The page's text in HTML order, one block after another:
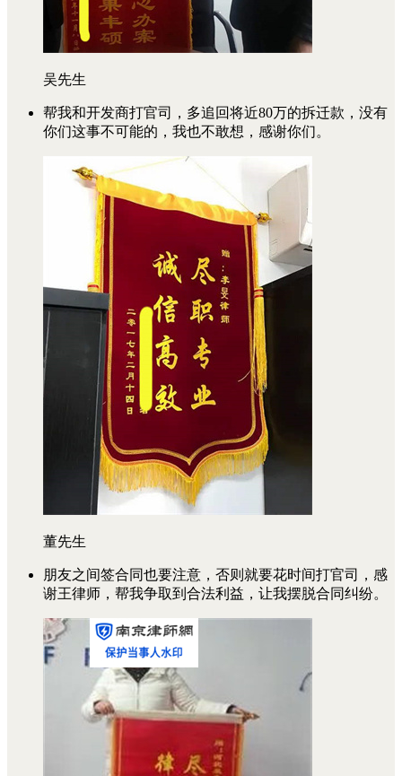
吴先生
帮我和开发商打官司，多追回将近80万的拆迁款，没有
你们这事不可能的，我也不敢想，感谢你们。
董先生
朋友之间签合同也要注意，否则就要花时间打官司，感
谢王律师，帮我争取到合法利益，让我摆脱合同纠纷。